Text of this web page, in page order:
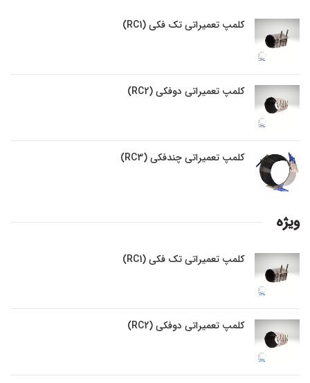
کلمپ تعمیراتی تک فکی (RC1)
کلمپ تعمیراتی دوفکی (RC2)
کلمپ تعمیراتی چندفکی (RC3)
ویژه
کلمپ تعمیراتی تک فکی (RC1)
کلمپ تعمیراتی دوفکی (RC2)